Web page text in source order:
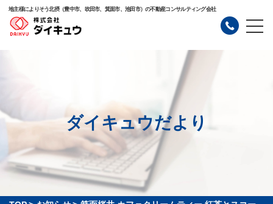
地主様によりそう北摂（豊中市、吹田市、箕面市、池田市）の不動産コンサルティング会社
ダイキュウだより